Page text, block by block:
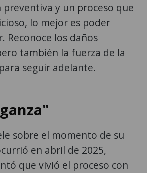
Reconoce los daños
también la fuerza de la
seguir adelante.
sobre el momento de su
en abril de 2025,
que vivió el proceso con
porque tiene la
Destacó que la